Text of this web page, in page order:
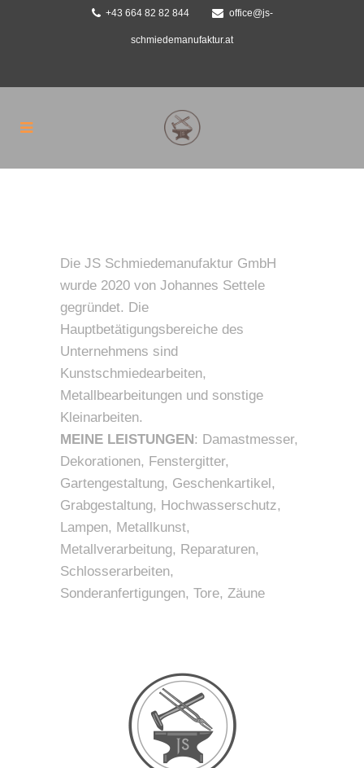
+43 664 82 82 844 office@js-
schmiedemanufaktur.at
Die JS Schmiedemanufaktur GmbH
wurde 2020 von Johannes Settele
gegründet. Die
Hauptbetätigungsbereiche des
Unternehmens sind
Kunstschmiedearbeiten,
Metallbearbeitungen und sonstige
Kleinarbeiten.
MEINE LEISTUNGEN: Damastmesser,
Dekorationen, Fenstergitter,
Gartengestaltung, Geschenkartikel,
Grabgestaltung, Hochwasserschutz,
Lampen, Metallkunst,
Metallverarbeitung, Reparaturen,
Schlosserarbeiten,
Sonderanfertigungen, Tore, Zäune